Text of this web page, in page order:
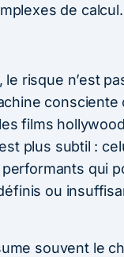
de calcul.
le risque n’est
consciente
films
plus subtil :
qui
ou
souvent le